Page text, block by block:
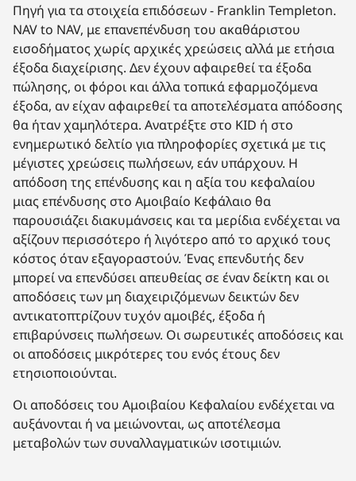
Πηγή για τα στοιχεία επιδόσεων - Franklin Templeton.
NAV to NAV, με επανεπένδυση του ακαθάριστου
εισοδήματος χωρίς αρχικές χρεώσεις αλλά με ετήσια
έξοδα διαχείρισης. Δεν έχουν αφαιρεθεί τα έξοδα
πώλησης, οι φόροι και άλλα τοπικά εφαρμοζόμενα
έξοδα, αν είχαν αφαιρεθεί τα αποτελέσματα απόδοσης
θα ήταν χαμηλότερα. Ανατρέξτε στο KID ή στο
ενημερωτικό δελτίο για πληροφορίες σχετικά με τις
μέγιστες χρεώσεις πωλήσεων, εάν υπάρχουν. Η
απόδοση της επένδυσης και η αξία του κεφαλαίου
μιας επένδυσης στο Αμοιβαίο Κεφάλαιο θα
παρουσιάζει διακυμάνσεις και τα μερίδια ενδέχεται να
αξίζουν περισσότερο ή λιγότερο από το αρχικό τους
κόστος όταν εξαγοραστούν. Ένας επενδυτής δεν
μπορεί να επενδύσει απευθείας σε έναν δείκτη και οι
αποδόσεις των μη διαχειριζόμενων δεικτών δεν
αντικατοπτρίζουν τυχόν αμοιβές, έξοδα ή
επιβαρύνσεις πωλήσεων. Οι σωρευτικές αποδόσεις και
οι αποδόσεις μικρότερες του ενός έτους δεν
ετησιοποιούνται.
Οι αποδόσεις του Αμοιβαίου Κεφαλαίου ενδέχεται να
αυξάνονται ή να μειώνονται, ως αποτέλεσμα
μεταβολών των συναλλαγματικών ισοτιμιών.